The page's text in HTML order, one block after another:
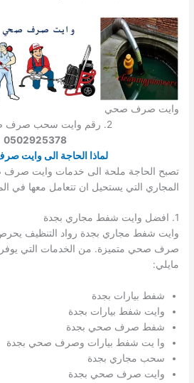
وايت صرف صحي
2. رقم وايت سحب صرف صحي بجدة
0502925378
لماذا الحاجة الى وايت
تصبح الحاجة ملحة الى خدمات وايت
المجاري التي يستحيل ان تتعامل معها في
1. افضل وايت شفط مجاري بجدة
وايت شفط مجاري بجدة رواد التنظيف
صرف صحي متميزة. من الخدمات التي
مايلي:
شفط بيارات بجدة
وايت شفط بيارات بجدة
شفط صرف صحي بجدة
وا يت شفط بيارات وصرف صحي بجدة
سحب مجاري بجدة
وايت صرف صحي بجدة